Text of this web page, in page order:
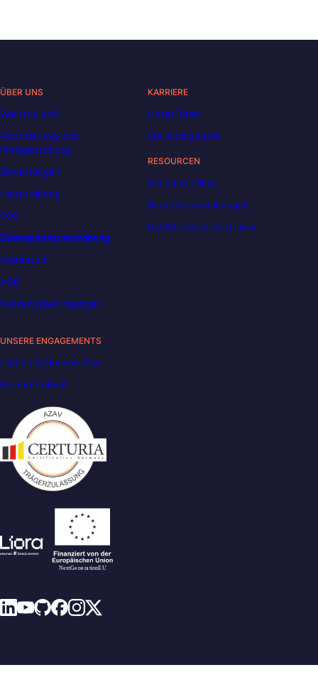
ÜBER UNS
Wer ist Liora?
Finanzierung und
Preisgestaltung
Bewertungen
Hausordnung
FAQ
Datenschutzverordnung
Impressum
AGB
Nutzungsbedingungen
KARRIERE
Unser Team
Stellenangebote
RESOURCEN
Decoded | Blog
Berufsbeschreibungen
DataScientest wird Liora
UNSERE ENGAGEMENTS
Carbon Reduction Plan
Barrierefreiheit